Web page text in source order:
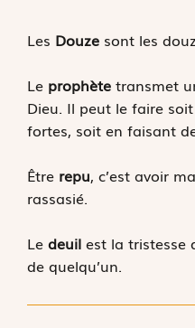
Les Douze sont les
Le prophètetransmet
Dieu. Il peut le faire
fortes, soit en faisant
Être repu, c’est avoir
rassasié.
Ledeuilest la tristesse
de quelqu’un.